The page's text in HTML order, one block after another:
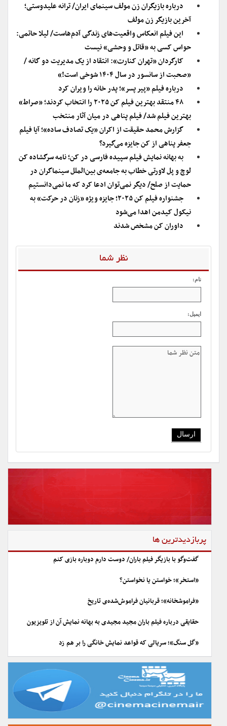
درباره بازیگران زن مولف سینمای ایران/ ترانه علیدوستی؛
آخرین بازیگر زن مولف
این فیلم انعکاس واقعیت‌های زندگی آدم‌هاست/ لیلا حاتمی:
حواس کسی به «قاتل و وحشی» نیست
کارگردان «تهران کنارت»: انتقاد از یک مدیریت دو گانه /
«صحبت از سانسور در سال ۱۴۰۴ شوخی است!»
درباره فیلم «پیر پسر»؛ پدر خانه را ویران کرد
۴۸ منتقد بهترین فیلم کن ۲۰۲۵ را انتخاب کردند؛ «صراط»
بهترین فیلم شد/ فیلم پناهی در میان آثار منتخب
گزارش محمد حقیقت از اکران «یک تصادف ساده»؛ آیا فیلم
جعفر پناهی از کن جایزه می‌گیرد؟
به بهانه نمایش فیلم سپیده فارسی در کن؛ نامه سرگشاده کن
لوچ و پل لاورتی خطاب به جامعه‌ی بین‌الملل سینماگران در
حمایت از صلح/ دیگر نمی‌توان ادعا کرد که ما نمی‌دانستیم
جشنواره فیلم کن ۲۰۲۵؛ جایزه ویژه «زنان در حرکت» به
نیکول کیدمن اهدا می‌شود
داوران کن مشخص شدند
نظر شما
نام:
ایمیل:
پربازدیدترین ها
گفت‌وگو با بازیگر فیلم باران/ دوست دارم دوباره بازی کنم
«استخر»؛ خواستن یا نخواستن؟
«فراموشخانه»؛ قربانیان فراموش‌شده‌ی تاریخ
حقایقی درباره فیلم باران مجید مجیدی به بهانه نمایش آن از تلویزیون
«گل سنگ»؛ سریالی که قواعد نمایش خانگی را بر هم زد